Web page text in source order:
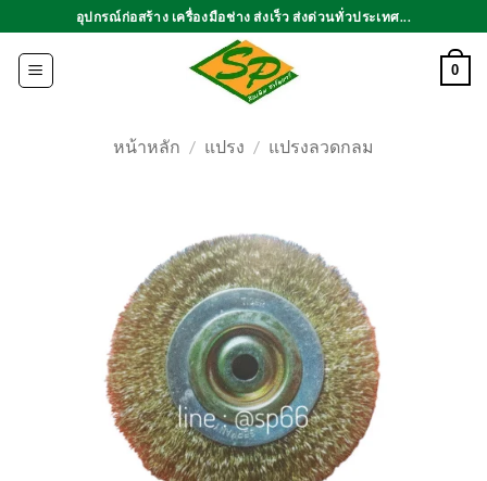
ไป
เนื้อหา
อุปกรณ์ก่อสร้าง เครื่องมือช่าง ส่งเร็ว ส่งด่วนทั่วประเทศ...
0
หน้าหลัก / แปรง / แปรงลวดกลม